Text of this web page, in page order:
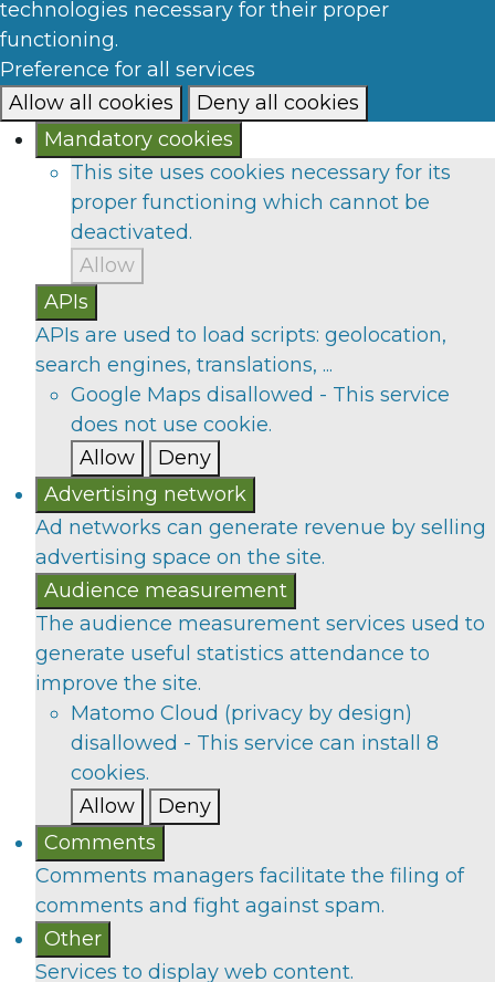
technologies necessary for their proper
functioning.
Preference for all services
Allow all cookies
Deny all cookies
Mandatory cookies
This site uses cookies necessary for its
proper functioning which cannot be
deactivated.
Allow
APIs
APIs are used to load scripts: geolocation,
search engines, translations, ...
Google Maps disallowed - This service
does not use cookie.
Allow
Deny
Advertising network
Ad networks can generate revenue by selling
advertising space on the site.
Audience measurement
The audience measurement services used to
generate useful statistics attendance to
improve the site.
Matomo Cloud (privacy by design)
disallowed - This service can install 8
cookies.
Allow
Deny
Comments
Comments managers facilitate the filing of
comments and fight against spam.
Other
Services to display web content.